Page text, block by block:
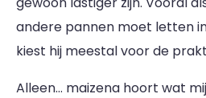
andere pannen moet letten
kiest hij meestal voor de
Alleen… maizena hoort wat